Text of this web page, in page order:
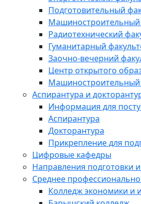
Подготовительный
Машиностроительный
Радиотехнический
Гуманитарный
Заочно-вечерний
Центр открытого
Машиностроительный
Аспирантура и
Информация для
Аспирантура
Докторантура
Прикрепление для
Цифровые кафедры
Направления подготовки
Среднее
Колледж экономики и